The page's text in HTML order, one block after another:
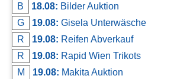
B
18.08: Bilder Auktion
G
19.08: Gisela Unterwäsche
R
19.08: Reifen Abverkauf
R
19.08: Rapid Wien Trikots
M
19.08: Makita Auktion